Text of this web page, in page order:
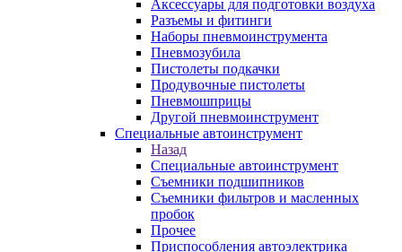
Аксессуары для подготовки воздуха
Разъемы и фитинги
Наборы пневмоинструмента
Пневмозубила
Пистолеты подкачки
Продувочные пистолеты
Пневмошприцы
Другой пневмоинструмент
Специальные автоинструмент
Назад
Специальные автоинструмент
Съемники подшипников
Съемники фильтров и масленных
пробок
Прочее
Приспособления автоэлектрика